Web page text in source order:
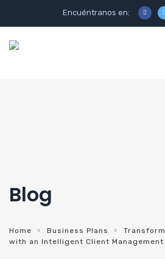
Encuéntranos en:
Blog
Home Business Plans
with an Intelligent Client Management